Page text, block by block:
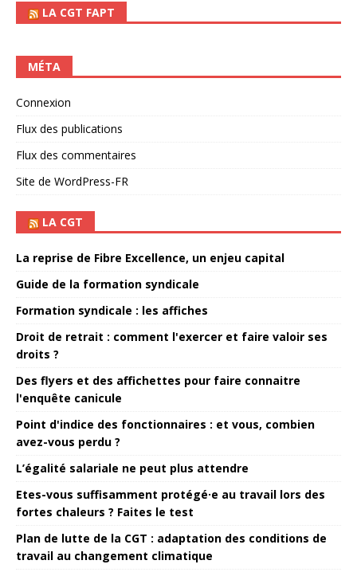
LA CGT FAPT
MÉTA
Connexion
Flux des publications
Flux des commentaires
Site de WordPress-FR
LA CGT
La reprise de Fibre Excellence, un enjeu capital
Guide de la formation syndicale
Formation syndicale : les affiches
Droit de retrait : comment l'exercer et faire valoir ses
droits ?
Des flyers et des affichettes pour faire connaitre
l'enquête canicule
Point d'indice des fonctionnaires : et vous, combien
avez-vous perdu ?
L’égalité salariale ne peut plus attendre
Etes-vous suffisamment protégé·e au travail lors des
fortes chaleurs ? Faites le test
Plan de lutte de la CGT : adaptation des conditions de
travail au changement climatique